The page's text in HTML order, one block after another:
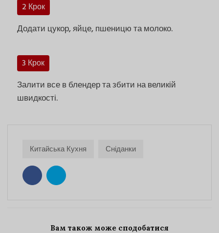
2 Крок
Додати цукор, яйце, пшеницю та молоко.
3 Крок
Залити все в блендер та збити на великій
швидкості.
Китайська Кухня Сніданки
Вам також може сподобатися